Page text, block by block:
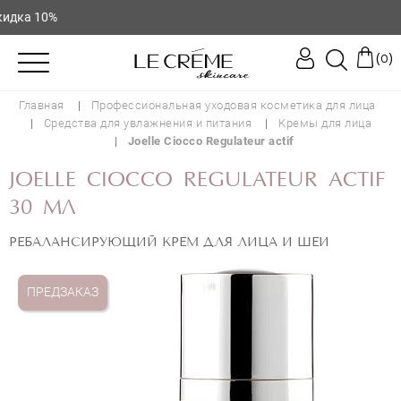
10%
(0)
Главная
Профессиональная уходовая косметика для лица
Средства для увлажнения и питания
Кремы для лица
Joelle Ciocco Regulateur actif
JOELLE CIOCCO REGULATEUR ACTIF
30 МЛ
РЕБАЛАНСИРУЮЩИЙ КРЕМ ДЛЯ ЛИЦА И ШЕИ
ПРЕДЗАКАЗ